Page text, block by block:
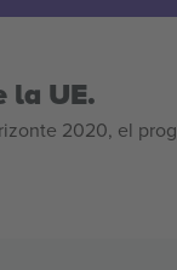
la UE.
2020, el